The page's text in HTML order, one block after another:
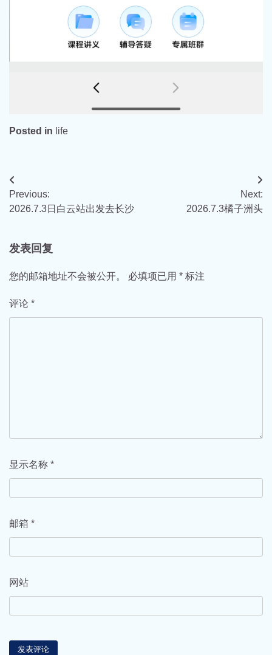
Posted in life
文
章
航
Previous:
2026.7.3日白云站出发去长沙
Next:
2026.7.3橘子洲头
发表回复
您的邮箱地址不会被公开。 必填项已用 * 标注
评论 *
显示名称 *
邮箱 *
网站